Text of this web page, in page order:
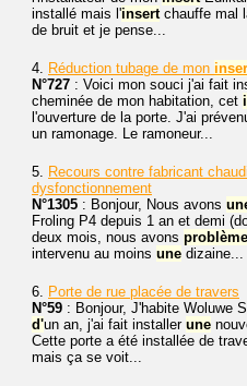
installé mais l'insertchauffe mal
de bruit et je pense...
4. Réduction tubage de mon
N°727 : Voici mon souci j'ai fait
cheminée de mon habitation, cet
l'ouverture de la porte. J'ai
un ramonage. Le ramoneur...
5. Recours contre fabricant
dysfonctionnement
N°1305 : Bonjour, Nous avons
Froling P4 depuis 1 an et demi
deux mois, nous avons problème
intervenu au moins une dizaine...
6. Porte de rue placée de travers
N°59 : Bonjour, J'habite Woluwe
d'un an, j'ai fait installer une
Cette porte a été installée de
mais ça se voit...